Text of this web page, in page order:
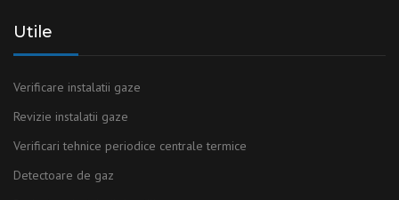
Utile
Verificare instalatii gaze
Revizie instalatii gaze
Verificari tehnice periodice centrale termice
Detectoare de gaz